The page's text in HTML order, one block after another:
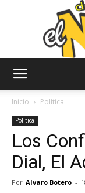
Inicio Política
Política
Los
Dial, El
Por Alvaro Botero -